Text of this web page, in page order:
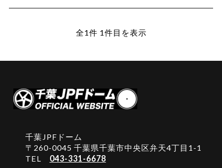
全1件 1件目を表示
千葉JPFドーム
〒260-0045 千葉県千葉市中央区弁天4丁目1-1
TEL
043-331-6678